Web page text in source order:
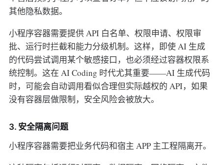
其他隐私数据。
小程序容器需要提供 API 白名单、权限申请、权限审
批、运行时拦截和能力分级机制。这样，即使 AI 生成
的代码尝试调用某个敏感接口，也必须经过容器权限系
统控制。这在 AI Coding 时代尤其重要——AI 生成代码
时，可能会自动调用看似合理但实际越权的 API，如果
没有容器层做限制，安全风险会被放大。
3. 安全隔离问题
小程序容器需要把业务代码和宿主 APP 主工程隔离开。